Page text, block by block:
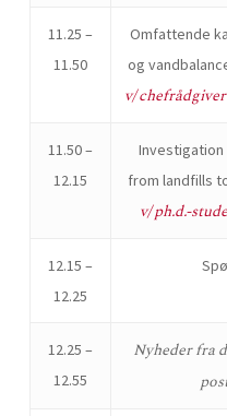
11.25 –
11.50
Omfattende
og
v/
11.50 –
12.15
Investigation
from landfills
v/ ph.d.-
12.15 –
12.25
12.25 –
12.55
Nyheder fra